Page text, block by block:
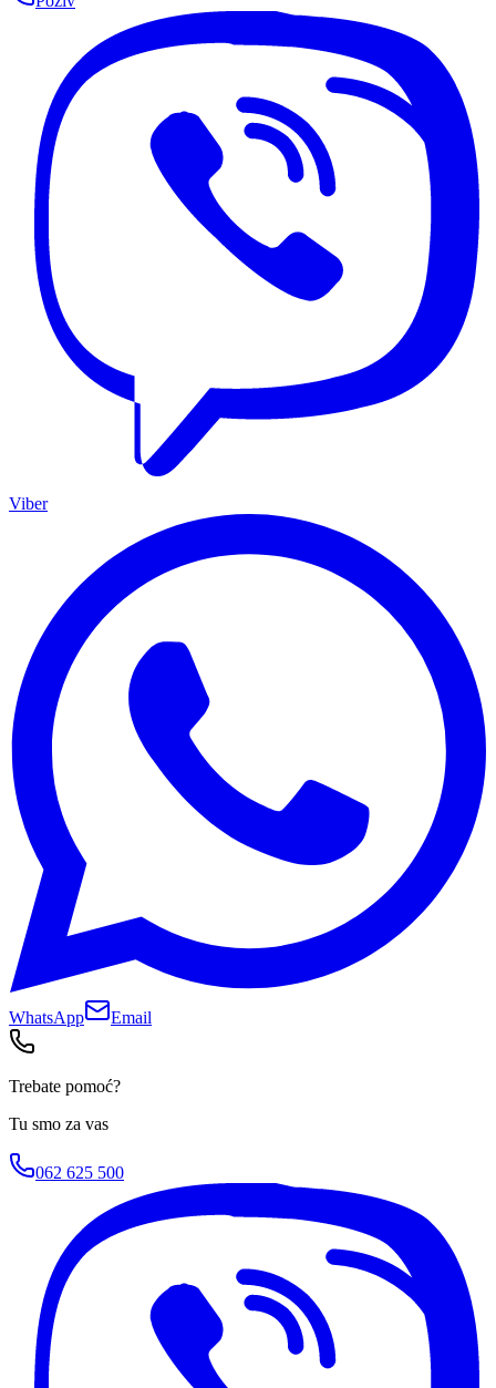
Viber
WhatsApp Email
Trebate pomoć?
Tu smo za vas
062 625 500